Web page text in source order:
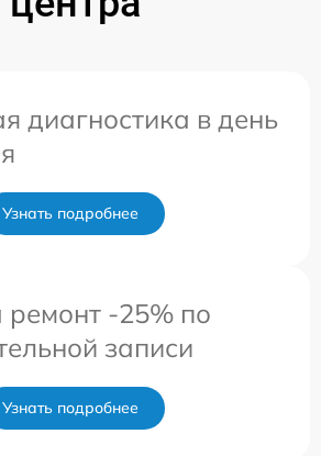
диагностика в день
Узнать подробнее
-25% по
записи
Узнать подробнее